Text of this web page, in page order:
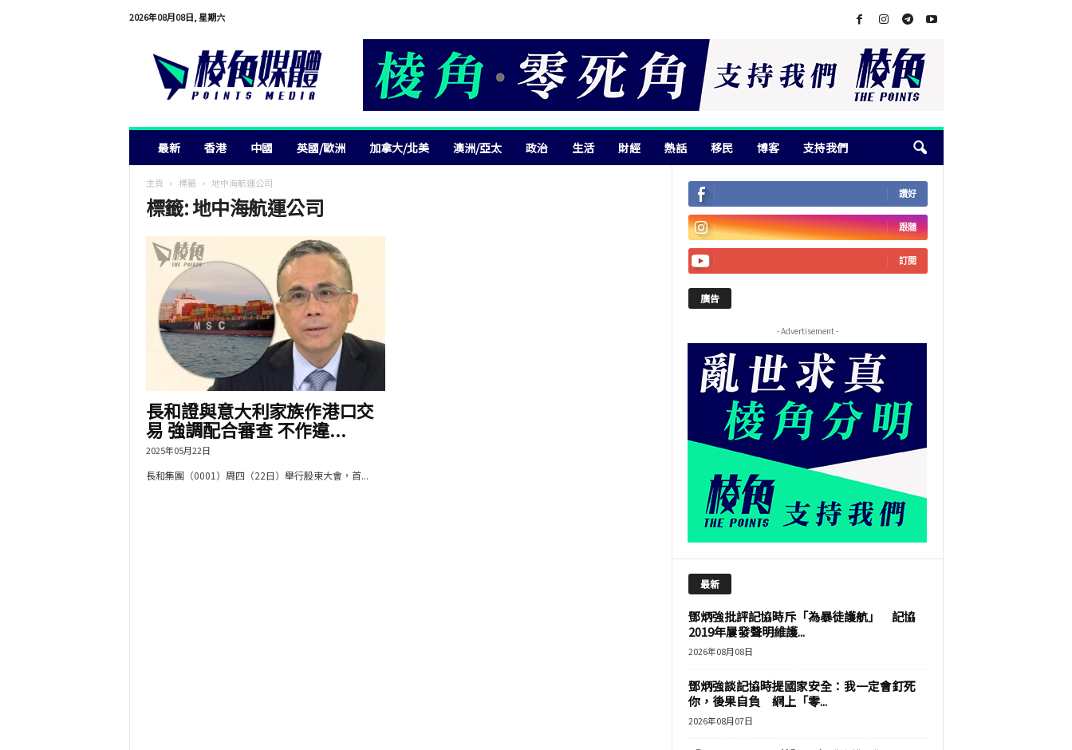
2026年08月08日, 星期六
最新 香港 中國 英國/歐洲 加拿大/北美 澳洲/亞太 政治 生活 財經 熱話 移民 博客 支持我們
主頁 標籤 地中海航運公司
標籤: 地中海航運公司
長和證與意大利家族作港口交
易 強調配合審查 不作違...
2025年05月22日
長和集團（0001）周四（22日）舉行股東大會，首...
讚好
跟隨
訂閱
廣告
- Advertisement -
最新
鄧炳強批評記協時斥「為暴徒護航」 記協
2019年屢發聲明維護...
2026年08月08日
鄧炳強談記協時提國家安全：我一定會釘死
你，後果自負 網上「零...
2026年08月07日